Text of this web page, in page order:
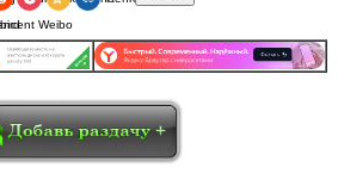
Одноклассники
Telegram
X ViberWhatsApp
SkypeTumblrEvernoteLinkedInLiveJournal
Digg redditPocketQzoneRenren
Tencent Weibo